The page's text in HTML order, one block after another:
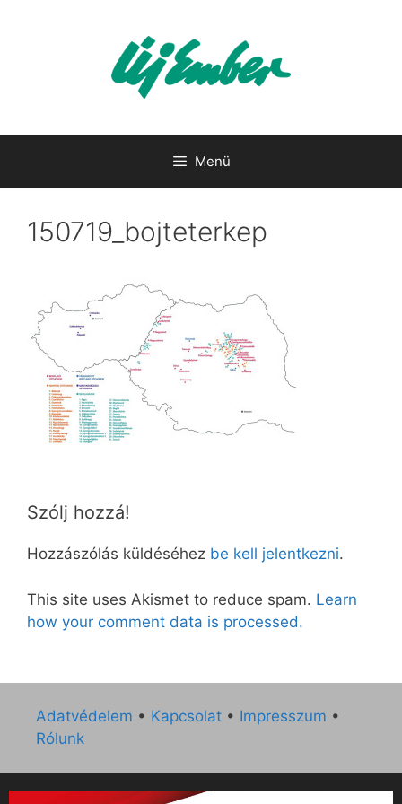
Menü
150719_bojteterkep
Szólj hozzá!
Hozzászólás küldéséhez be kell jelentkezni.
This site uses Akismet to reduce spam. Learn
how your comment data is processed.
Adatvédelem • Kapcsolat • Impresszum •
Rólunk